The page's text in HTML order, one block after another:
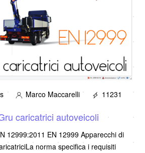
Marco Maccarelli 11231
caricatrici autoveicoli
EN 12999 Apparecchi di
norma specifica i requisiti